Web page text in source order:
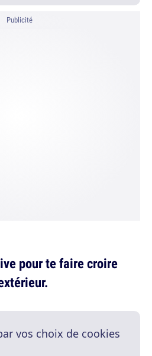
Publicité
pour te faire croire
vos choix de cookies